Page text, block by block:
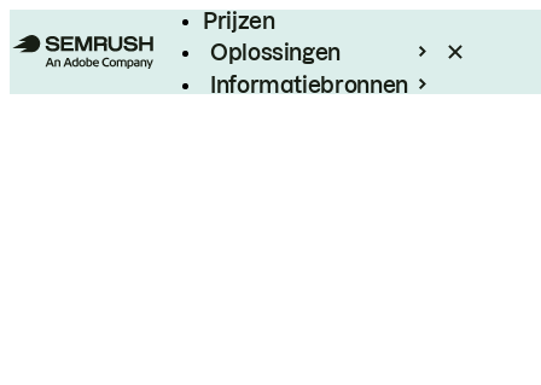
Prijzen
Oplossingen
Informatiebronnen